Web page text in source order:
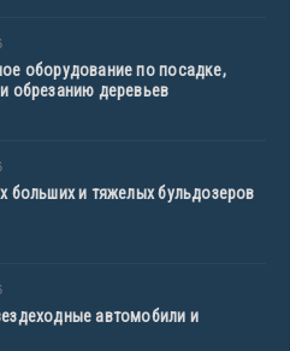
оборудование по посадке,
обрезанию деревьев
больших и тяжелых бульдозеров
автомобили и